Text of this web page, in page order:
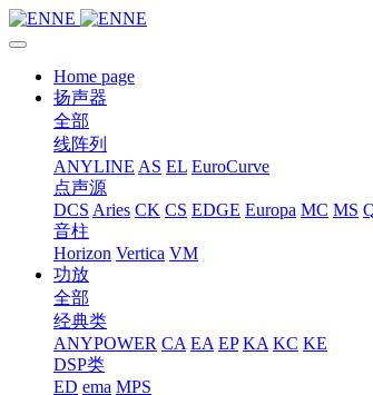
Home page
扬声器
全部
线阵列
ANYLINE AS EL EuroCurve
点声源
DCS Aries CK CS EDGE Europa MC MS
音柱
Horizon Vertica VM
功放
全部
经典类
ANYPOWER CA EA EP KA KC KE
DSP类
ED ema MPS